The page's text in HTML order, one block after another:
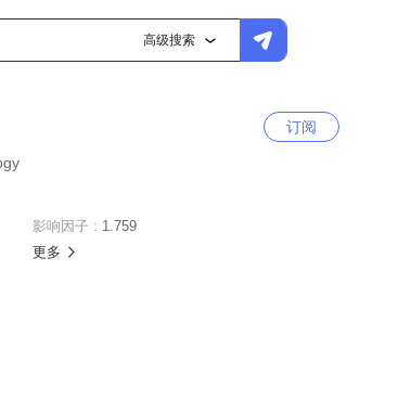
高级搜索
订阅
影响因子 : 1.759
更多